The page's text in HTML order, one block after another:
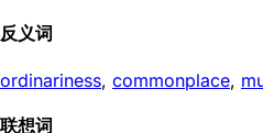
反义词
ordinariness, commonplace,
联想词